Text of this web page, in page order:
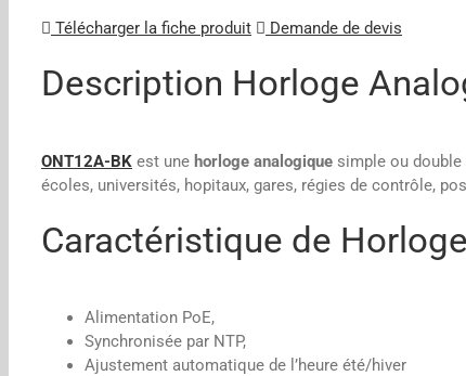
Télécharger la fiche produit Demande de devis
Description Horloge
ONT12A-BK est une horloge analogique simple ou double
écoles, universités, hopitaux, gares, régies de contrôle,
Caractéristique de
Alimentation PoE,
Synchronisée par NTP,
Ajustement automatique de l’heure été/hiver